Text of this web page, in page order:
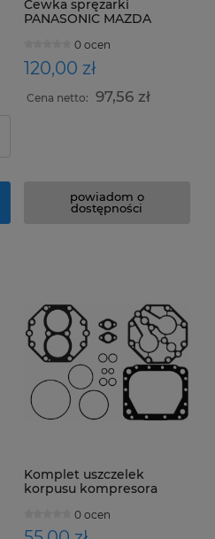
Cewka sprężarki
PANASONIC MAZDA
0 ocen
120,00 zł
Cena netto: 97,56 zł
powiadom o
dostępności
Komplet uszczelek
korpusu kompresora
0 ocen